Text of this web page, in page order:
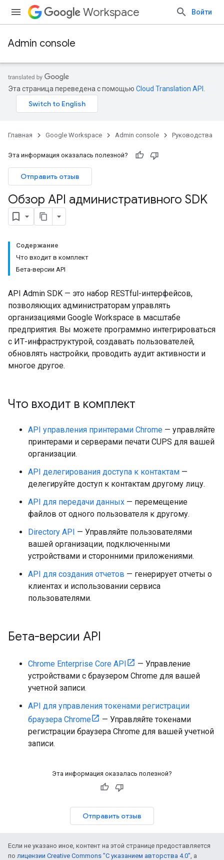
Workspace Войти
Admin console
Эта страница переведена с помощью Cloud Translation API
Главная Google Workspace Admin console Руководства
Эта информация оказалась полезной?
Отправить отзыв
Обзор API административного SDK
Содержание
Что входит в комплект
Бета-версии API
API Admin SDK — это набор RESTful-интерфейсов,
позволяющих администраторам управлять
организациями Google Workspace в масштабе
предприятия. Вы можете программно интегрироваться
с ИТ-инфраструктурой, создавать пользователей,
обновлять настройки, проводить аудит активности и
многое другое.
Что входит в комплект
API управления принтерами Chrome — управляйте
принтерами и серверами печати CUPS для вашей
организации.
API делегирования доступа к контактам —
делегируйте доступ к контактам другому лицу.
API для передачи данных — перемещение
файлов от одного пользователя к другому.
Directory API — Управляйте пользователями
вашей организации, подключенными
устройствами и сторонними приложениями.
API для создания отчетов — генерирует отчеты о
клиентах и ​​использовании сервиса
пользователями.
Бета-версии API
Chrome Enterprise Core API
— Управление
устройствами с браузером Chrome для вашей
учетной записи.
API для управления токенами регистрации
браузера Chrome
— Управляйте токенами
регистрации браузера Chrome для вашей учетной
записи.
Эта информация оказалась полезной?
Отправить отзыв
Если не указано иное, контент на этой странице предоставляется
по лицензии Creative Commons "С указанием авторства 4.0", а